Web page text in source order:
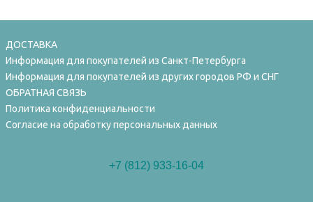
ДОСТАВКА
Информация для покупателей из Санкт-Петербурга
Информация для покупателей из других городов РФ и СНГ
ОБРАТНАЯ СВЯЗЬ
Политика конфиденциальности
Согласие на обработку персональных данных
+7 (812) 933-16-04